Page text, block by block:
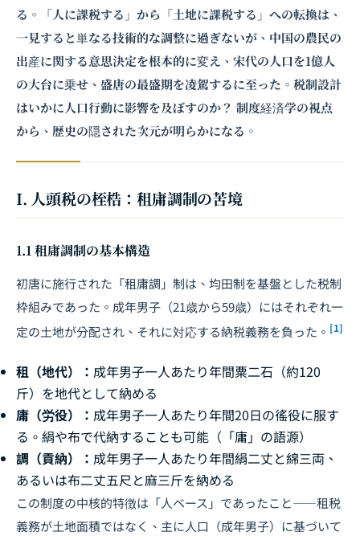
る。「人に課税する」から「土地に課税する」への転換は、
一見すると単なる技術的な調整に過ぎないが、中国の農民の
出産に関する意思決定を根本的に変え、宋代の人口を1億人
の大台に乗せ、盛唐の最盛期を凌駕するに至った。税制設計
はいかに人口行動に影響を及ぼすのか？ 制度経済学の視点
から、歴史の隠された次元が明らかになる。
I. 人頭税の桎梏：租庸調制の苦境
1.1 租庸調制の基本構造
初唐に施行された「租庸調」制は、均田制を基盤とした税制
枠組みであった。成年男子（21歳から59歳）にはそれぞれ一
定の土地が分配され、それに対応する納税義務を負った。 [1]
租（地代）： 成年男子一人あたり年間粟二石（約120
斤）を地代として納める
庸（労役）： 成年男子一人あたり年間20日の徭役に服す
る。絹や布で代納することも可能（「庸」の語源）
調（貢納）： 成年男子一人あたり年間絹二丈と綿三両、
あるいは布二丈五尺と麻三斤を納める
この制度の中核的特徴は「人ベース」であったこと――租税
義務が土地面積ではなく、主に人口（成年男子）に基づいて